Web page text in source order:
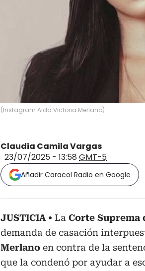
(Instagram Aida Victoria Merlano)
Claudia Camila Vargas
23/07/2025 - 13:58 GMT-5
Añadir Caracol Radio en Google
JUSTICIA La Corte Suprema
demanda de casación
Merlano en contra de la
que la condenó por ayudar a